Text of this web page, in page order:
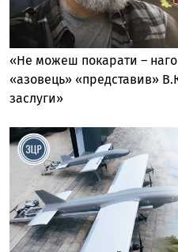
«Не можеш покарати –
«азовець» «представив»
заслуги»